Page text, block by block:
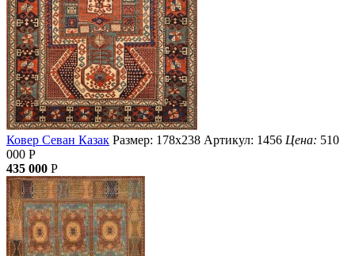
Ковер Севан Казак Размер: 178х238 Артикул: 1456 Цена: 510
000 Р
435 000 Р